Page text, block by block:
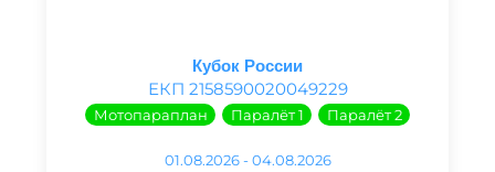
Кубок России
ЕКП 2158590020049229
Мотопараплан Паралёт 1 Паралёт 2
01.08.2026 - 04.08.2026